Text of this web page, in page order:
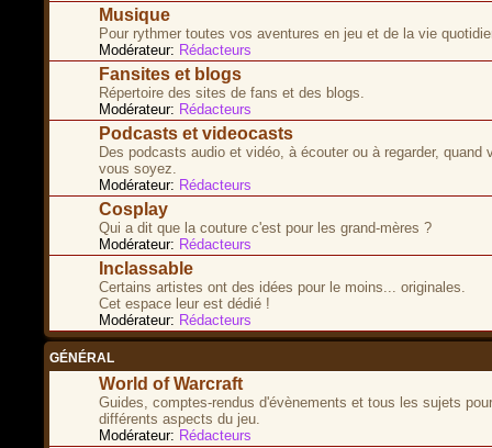
Musique
Pour rythmer toutes vos aventures en jeu et de la vie
Modérateur: Rédacteurs
Fansites et blogs
Répertoire des sites de fans et des blogs.
Modérateur: Rédacteurs
Podcasts et videocasts
Des podcasts audio et vidéo, à écouter ou à regarder, quand
vous soyez.
Modérateur: Rédacteurs
Cosplay
Qui a dit que la couture c'est pour les grand-mères ?
Modérateur: Rédacteurs
Inclassable
Certains artistes ont des idées pour le moins... originales.
Cet espace leur est dédié !
Modérateur: Rédacteurs
GÉNÉRAL
World of Warcraft
Guides, comptes-rendus d'évènements et tous les sujets
différents aspects du jeu.
Modérateur: Rédacteurs